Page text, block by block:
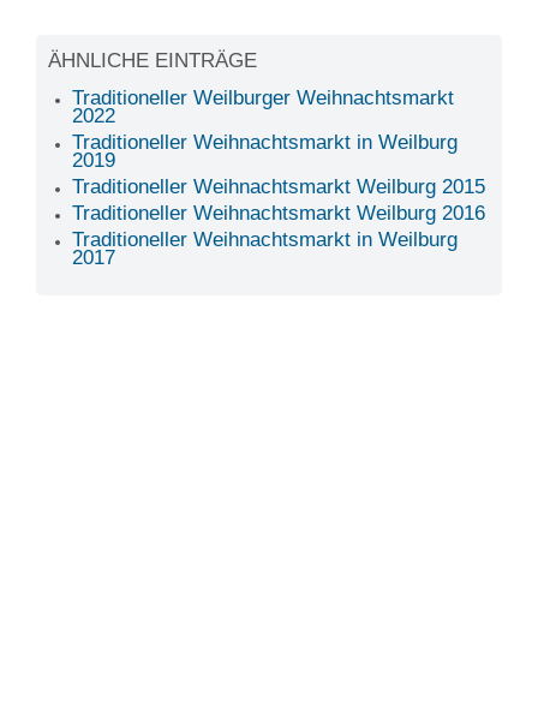
ÄHNLICHE EINTRÄGE
Traditioneller Weilburger Weihnachtsmarkt
2022
Traditioneller Weihnachtsmarkt in Weilburg
2019
Traditioneller Weihnachtsmarkt Weilburg 2015
Traditioneller Weihnachtsmarkt Weilburg 2016
Traditioneller Weihnachtsmarkt in Weilburg
2017